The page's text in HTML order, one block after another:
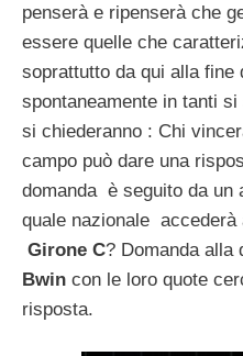
penserà e ripenserà che
essere quelle che
soprattutto da qui alla fine
spontaneamente in tanti
si chiederanno : Chi
campo può dare una
domanda è seguito da un
quale nazionale accederà
Girone C? Domanda alla
Bwin con le loro quote
risposta.